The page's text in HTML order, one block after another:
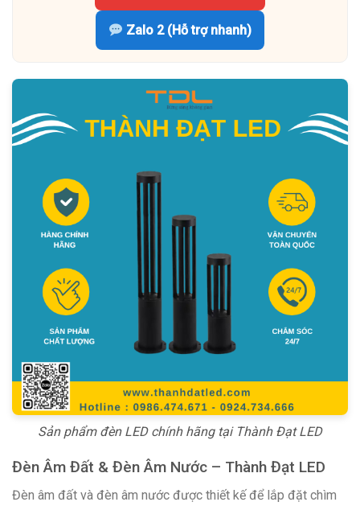
Zalo 2 (Hỗ trợ nhanh)
Sản phẩm đèn LED chính hãng tại Thành Đạt LED
Đèn Âm Đất & Đèn Âm Nước – Thành Đạt LED
Đèn âm đất và đèn âm nước được thiết kế để lắp đặt chìm